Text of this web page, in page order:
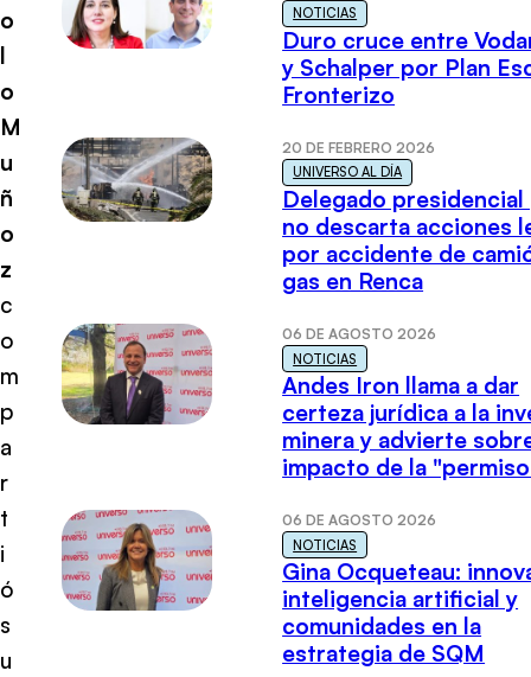
o
l
o
M
u
ñ
o
z
c
o
m
p
a
r
t
i
ó
s
u
NOTICIAS
Duro cruce entre
y Schalper por Plan
Fronterizo
20 DE FEBRERO 2026
UNIVERSO AL DÍA
Delegado presidencial
no descarta acciones
por accidente de
gas en Renca
06 DE AGOSTO 2026
NOTICIAS
Andes Iron llama a dar
certeza jurídica a la
minera y advierte
impacto de la
06 DE AGOSTO 2026
NOTICIAS
Gina Ocqueteau:
inteligencia artificial y
comunidades en la
estrategia de SQM